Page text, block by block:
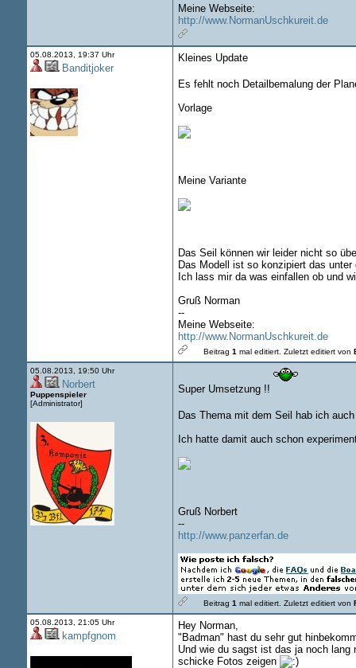
Meine Webseite:
http://www.NormanUschkureit.de
05.08.2013, 19:37 Uhr
Banditjoker
Kleines Update
Es fehlt noch Detailbemalung der
Vorlage
Meine Variante
Das Seil können wir leider nicht so
Das Modell ist so konzipiert das
Ich lass mir da was einfallen ob und
Gruß Norman
--
Meine Webseite:
http://www.NormanUschkureit.de
Beitrag 1 mal editiert. Zuletzt editiert von
05.08.2013, 19:50 Uhr
Norbert
Puppenspieler
[Administrator]
Super Umsetzung !!
Das Thema mit dem Seil hab ich
Ich hatte damit auch schon
Gruß Norbert
--
http://www.panzerfan.de
Beitrag 1 mal editiert. Zuletzt editiert von
05.08.2013, 21:05 Uhr
kampfgnom
Hey Norman,
"Badman" hast du sehr gut
Und wie du sagst ist das ja noch
schicke Fotos zeigen